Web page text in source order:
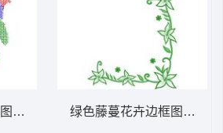
免费大花系列1万针以上
绿色藤蔓花卉边框图案 免